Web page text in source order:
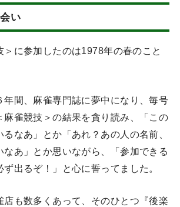
い
＞に参加したのは1978年の春のこと
間、麻雀専門誌に夢中になり、毎号
麻雀競技＞の結果を貪り読み、「この
るなあ」とか「あれ？あの人の名前、
なあ」とか思いながら、「参加できる
出るぞ！」と心に誓ってました。
も数多くあって、そのひとつ『後楽